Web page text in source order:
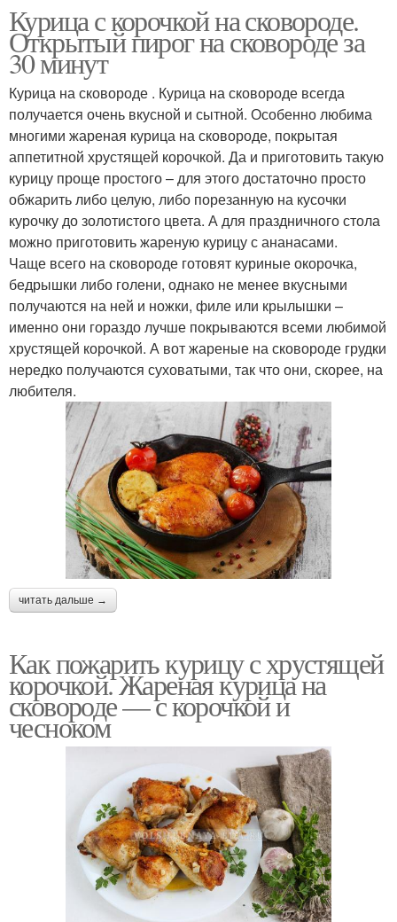
Курица с корочкой на сковороде.
Открытый пирог на сковороде за
30 минут
Курица на сковороде . Курица на сковороде всегда
получается очень вкусной и сытной. Особенно любима
многими жареная курица на сковороде, покрытая
аппетитной хрустящей корочкой. Да и приготовить такую
курицу проще простого – для этого достаточно просто
обжарить либо целую, либо порезанную на кусочки
курочку до золотистого цвета. А для праздничного стола
можно приготовить жареную курицу с ананасами.
Чаще всего на сковороде готовят куриные окорочка,
бедрышки либо голени, однако не менее вкусными
получаются на ней и ножки, филе или крылышки –
именно они гораздо лучше покрываются всеми любимой
хрустящей корочкой. А вот жареные на сковороде грудки
нередко получаются суховатыми, так что они, скорее, на
любителя.
читать дальше →
Как пожарить курицу с хрустящей
корочкой. Жареная курица на
сковороде — с корочкой и
чесноком